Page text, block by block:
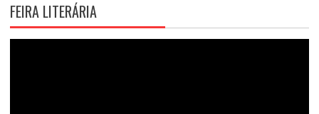
FEIRA LITERÁRIA